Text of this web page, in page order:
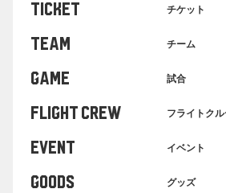
TICKET チケット
TEAM チーム
GAME 試合
FLIGHT CREW フライトク
EVENT イベント
GOODS グッズ